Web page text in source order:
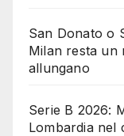
San Donato o
Milan resta un
allungano
Serie B 2026:
Lombardia nel